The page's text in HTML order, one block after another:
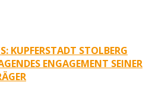
KUPFERSTADT STOLBERG
ENGAGEMENT SEINER